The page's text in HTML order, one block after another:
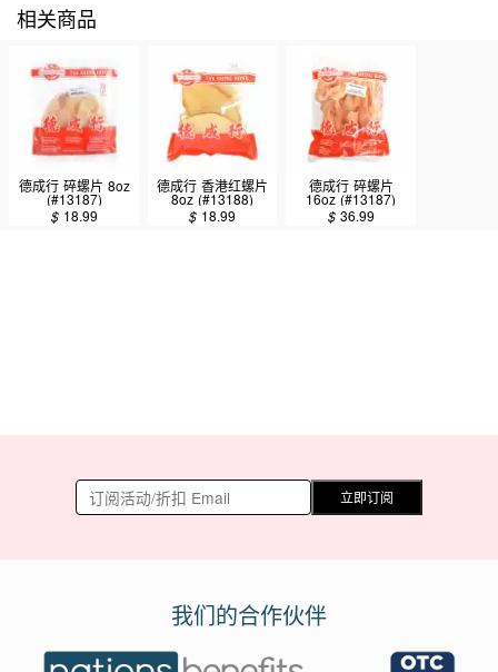
相关商品
德成行 碎螺片 8oz
(#13187)
$ 18.99
德成行 香港红螺片
8oz (#13188)
$ 18.99
德成行 碎螺片
16oz (#13187)
$ 36.99
立即订阅
我们的合作伙伴